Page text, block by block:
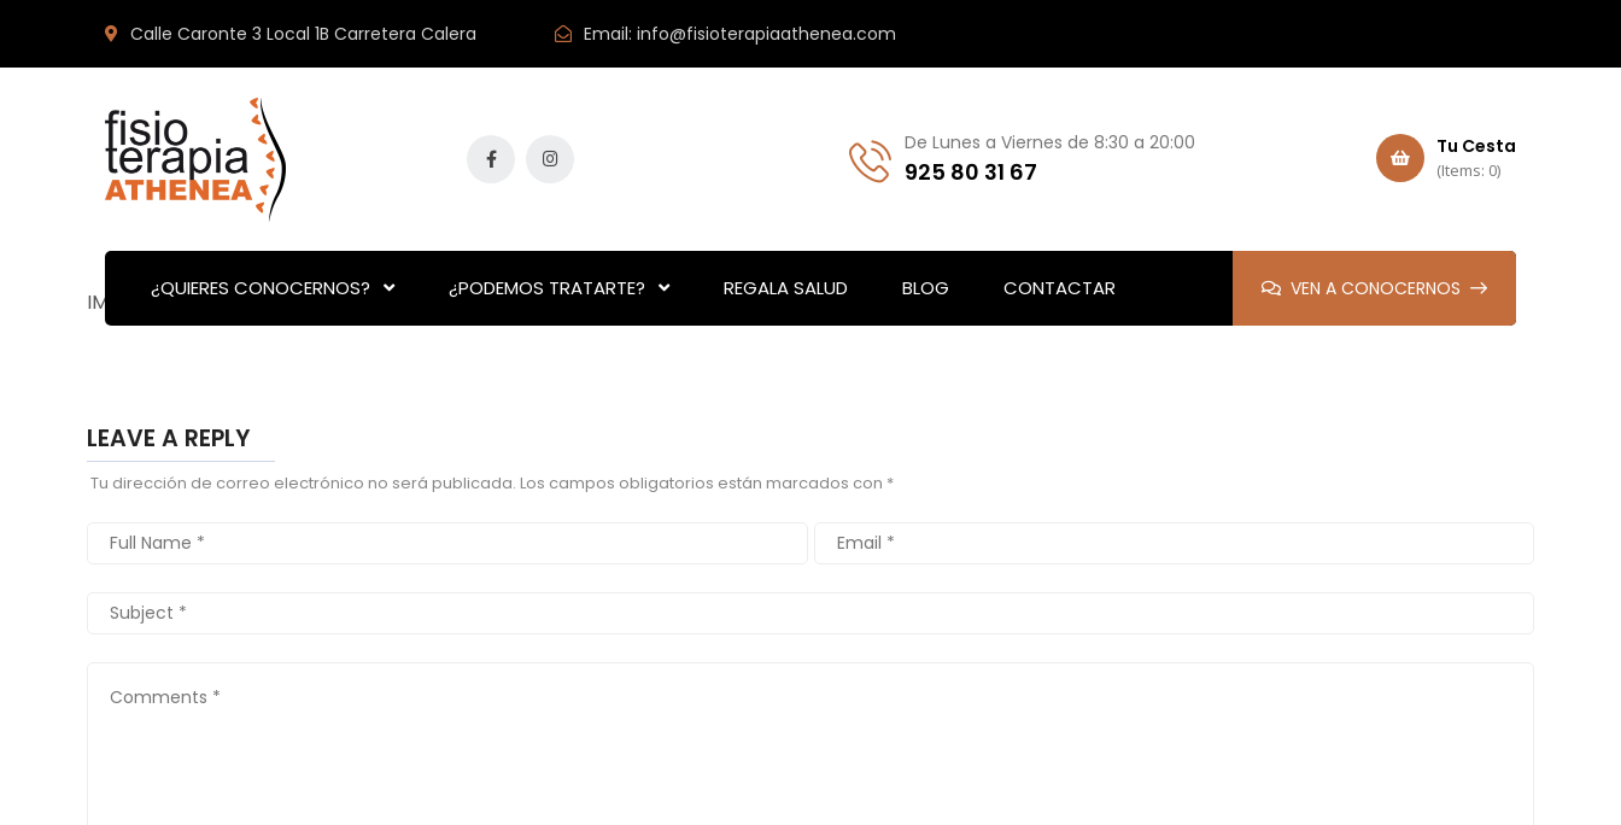
Calle Caronte 3 Local 1B Carretera Calera Email: info@fisioterapiaathenea.com
De Lunes a Viernes de 8:30 a 20:00
925 80 31 67
Tu Cesta
(Items: 0)
¿QUIERES CONOCERNOS? ¿PODEMOS TRATARTE? REGALA SALUD BLOG CONTACTAR VEN A CONOCERNOS
IMG_20180529_084452
LEAVE A REPLY
Tu dirección de correo electrónico no será publicada. Los campos obligatorios están marcados con *